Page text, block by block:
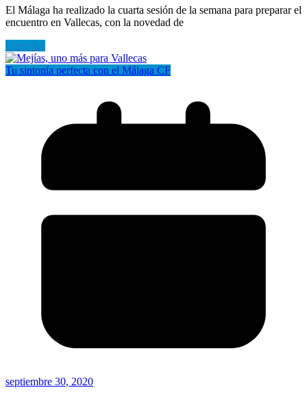
El Málaga ha realizado la cuarta sesión de la semana para preparar el
encuentro en Vallecas, con la novedad de
Leer más
Tu sintonía perfecta con el Málaga CF
septiembre 30, 2020